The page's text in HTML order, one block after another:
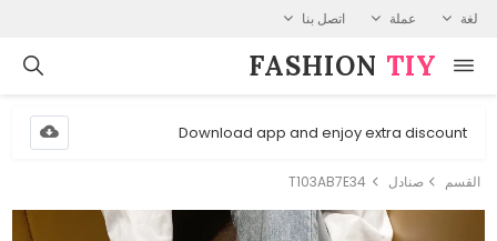
لغة عملة اتصل بنا
FASHION⁠ TIY
Download app and enjoy extra discount
القسم صنادل T103AB7E34